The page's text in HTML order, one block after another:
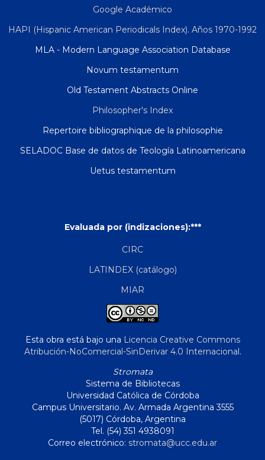
Google Académico
HAPI (Hispanic American Periodicals Index). Años 1970-1992
MLA - Modern Language Association Database
Novum testamentum
Old Testament Abstracts Online
Philosopher's Index
Repertoire bibliographique de la philosophie
SELADOC Base de datos de Teología Latinoamericana
Uetus testamentum
Evaluada por (indizaciones):***
CIRC
LATINDEX (catálogo)
MIAR
Esta obra está bajo una Licencia Creative Commons
Atribución-NoComercial-SinDerivar 4.0 Internacional.
Stromata
Sistema de Bibliotecas
Universidad Católica de Córdoba
Campus Universitario. Av. Armada Argentina 3555
(5017) Córdoba, Argentina
Tel. (54) 351 4938091
Correo electrónico: stromata@ucc.edu.ar